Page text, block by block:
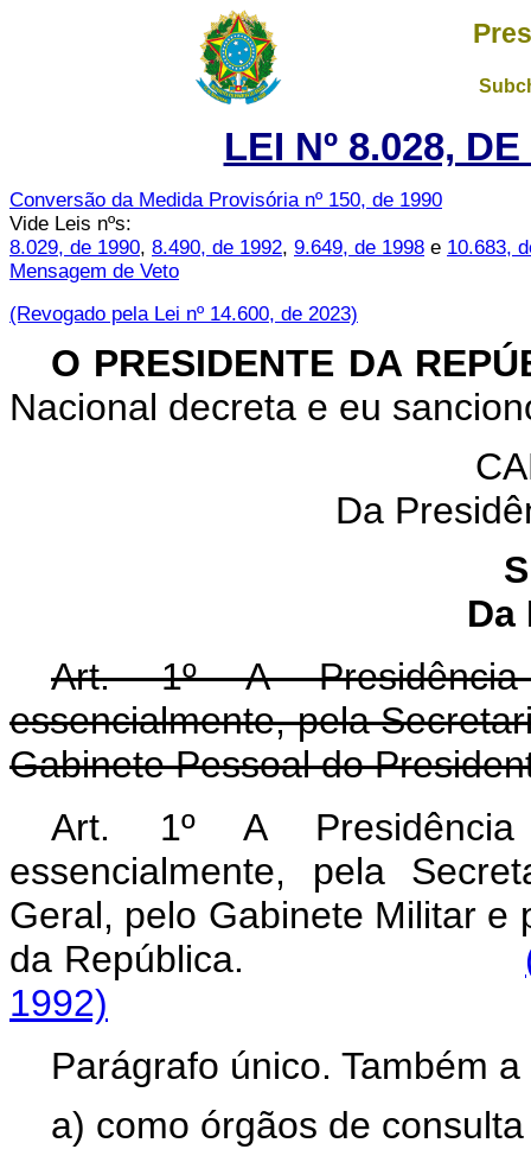
LEI Nº 8.028,
Conversão da Medida Provisória nº 150, de 1990
Vide Leis nºs:
8.029, de 1990, 8.490, de 1992, 9.649, de 1998 e 10.683,
Mensagem de Veto
(Revogado pela Lei nº 14.600, de 2023)
O PRESIDENTE DA
Nacional decreta e eu
Da
Da
Art. 1º A
essencialmente, pela
Gabinete Pessoal do
Art. 1º A
essencialmente, pela
Geral, pelo Gabinete Militar e
da República.
1992)
Parágrafo único. Também
a) como órgãos de